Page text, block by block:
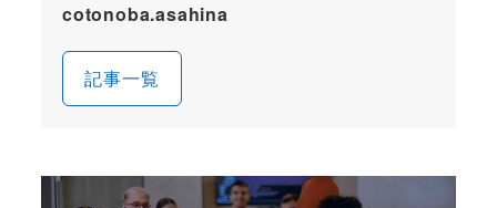
cotonoba.asahina
記事一覧